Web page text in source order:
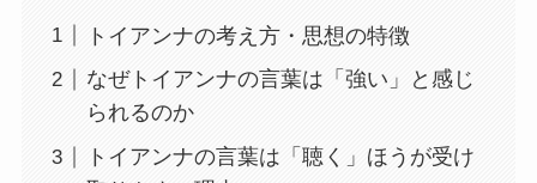
トイアンナの考え方・思想の特徴
なぜトイアンナの言葉は「強い」と感じ
られるのか
トイアンナの言葉は「聴く」ほうが受け